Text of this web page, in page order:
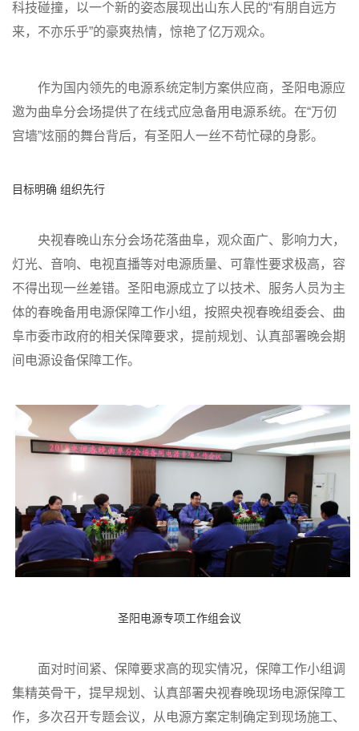
科技碰撞，以一个新的姿态展现出山东人民的“有朋自远方
来，不亦乐乎”的豪爽热情，惊艳了亿万观众。
作为国内领先的电源系统定制方案供应商，圣阳电源应
邀为曲阜分会场提供了在线式应急备用电源系统。在“万仞
宫墙”炫丽的舞台背后，有圣阳人一丝不苟忙碌的身影。
目标明确 组织先行
央视春晚山东分会场花落曲阜，观众面广、影响力大，
灯光、音响、电视直播等对电源质量、可靠性要求极高，容
不得出现一丝差错。圣阳电源成立了以技术、服务人员为主
体的春晚备用电源保障工作小组，按照央视春晚组委会、曲
阜市委市政府的相关保障要求，提前规划、认真部署晚会期
间电源设备保障工作。
圣阳电源专项工作组会议
面对时间紧、保障要求高的现实情况，保障工作小组调
集精英骨干，提早规划、认真部署央视春晚现场电源保障工
作，多次召开专题会议，从电源方案定制确定到现场施工、